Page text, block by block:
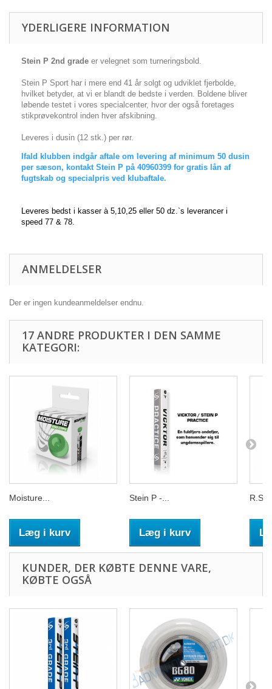
YDERLIGERE INFORMATION
Stein P 2nd grade er velegnet som turneringsbold.
Stein P Sport har i mere end 41 år solgt og udviklet fjerbolde,
hvilket betyder, at vi er blandt de bedste i verden. Boldene bliver
løbende testet i vores specialcenter, hvor der også foretages
stikprøvekontrol inden hver afskibning.
Leveres i dusin (12 stk.) per rør.
Ifald klubben indgår aftale om levering af minimum 50 dusin
per sæson, kontakt Stein P på 40960399 for gratis lån af
fugtskab og specialpris ved klubaftale.
Leveres bedst i kasser à 5,10,25 eller 50 dz.`s leverancer i
speed 77 & 78.
ANMELDELSER
Der er ingen kundeanmeldelser endnu.
17 ANDRE PRODUKTER I DEN SAMME
KATEGORI:
Moisture...
Læg i kurv
Stein P -...
Læg i kurv
KUNDER, DER KØBTE DENNE VARE,
KØBTE OGSÅ